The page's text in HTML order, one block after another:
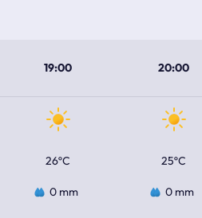
19:00 20:00
26ºC 25ºC
0 mm 0 mm